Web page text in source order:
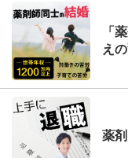
「
え
薬